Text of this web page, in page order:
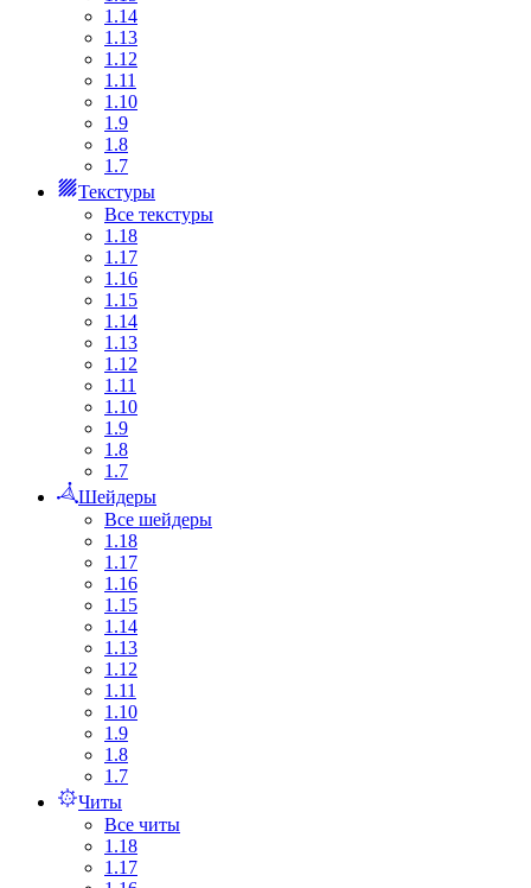
1.14
1.13
1.12
1.11
1.10
1.9
1.8
1.7
Текстуры
Все текстуры
1.18
1.17
1.16
1.15
1.14
1.13
1.12
1.11
1.10
1.9
1.8
1.7
Шейдеры
Все шейдеры
1.18
1.17
1.16
1.15
1.14
1.13
1.12
1.11
1.10
1.9
1.8
1.7
Читы
Все читы
1.18
1.17